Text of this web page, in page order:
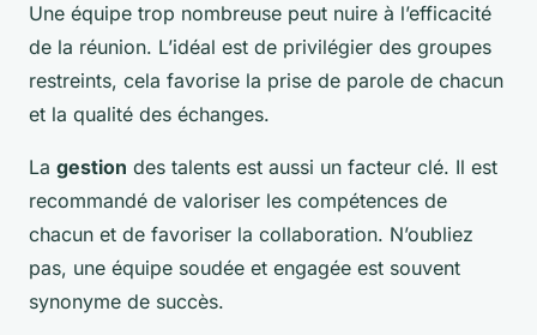
Une équipe trop nombreuse peut nuire à l’efficacité
de la réunion. L’idéal est de privilégier des groupes
restreints, cela favorise la prise de parole de chacun
et la qualité des échanges.
La gestion des talents est aussi un facteur clé. Il est
recommandé de valoriser les compétences de
chacun et de favoriser la collaboration. N’oubliez
pas, une équipe soudée et engagée est souvent
synonyme de succès.